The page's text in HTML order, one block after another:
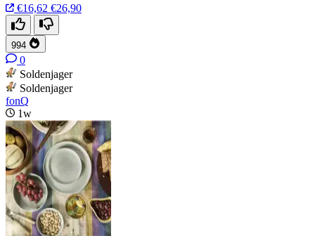
€16,62 €26,90
994
0
Soldenjager
Soldenjager
fonQ
1w